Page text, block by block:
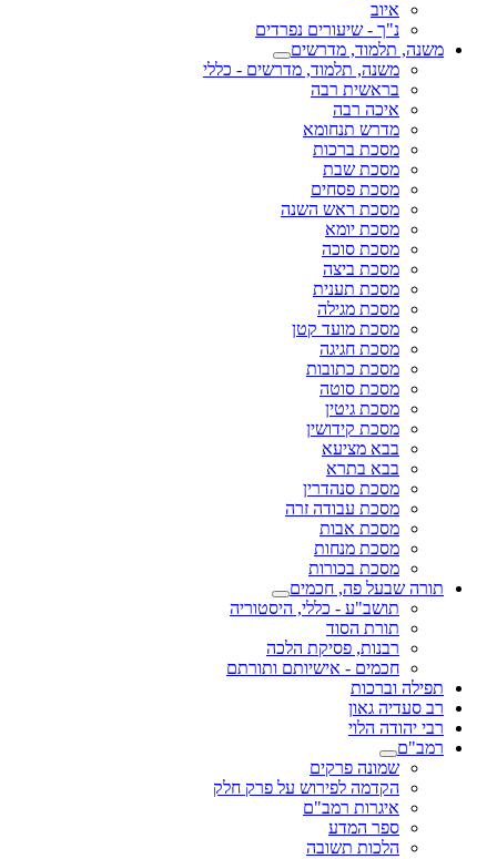
איוב
נ"ך - שיעורים נפרדים
משנה, תלמוד, מדרשים
משנה, תלמוד, מדרשים - כללי
בראשית רבה
איכה רבה
מדרש תנחומא
מסכת ברכות
מסכת שבת
מסכת פסחים
מסכת ראש השנה
מסכת יומא
מסכת סוכה
מסכת ביצה
מסכת תענית
מסכת מגילה
מסכת מועד קטן
מסכת חגיגה
מסכת כתובות
מסכת סוטה
מסכת גיטין
מסכת קידושין
בבא מציעא
בבא בתרא
מסכת סנהדרין
מסכת עבודה זרה
מסכת אבות
מסכת מנחות
מסכת בכורות
תורה שבעל פה, חכמים
תושב"ע - כללי, היסטוריה
תורת הסוד
רבנות, פסיקת הלכה
חכמים - אישיותם ותורתם
תפילה וברכות
רב סעדיה גאון
רבי יהודה הלוי
רמב"ם
שמונה פרקים
הקדמה לפירוש על פרק חלק
איגרות רמב"ם
ספר המדע
הלכות תשובה